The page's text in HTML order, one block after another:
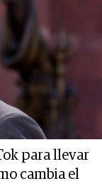
para llevar
cambia el